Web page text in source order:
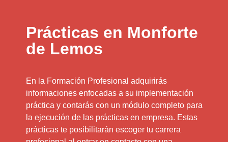
Prácticas en Monforte
de Lemos
En la Formación Profesional adquirirás
informaciones enfocadas a su implementación
práctica y contarás con un módulo completo para
la ejecución de las prácticas en empresa. Estas
prácticas te posibilitarán escoger tu carrera